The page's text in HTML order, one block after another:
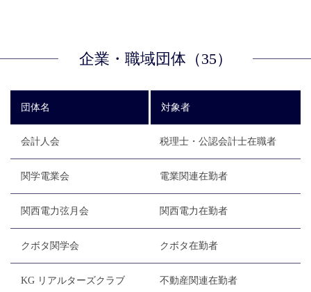
企業・職域団体（35）
団体名 対象者
会計人会 税理士・公認会計士在職者
関学電業会 電業関連在勤者
関西電力弦月会 関西電力在勤者
クボタ関学会 クボタ在勤者
KG リアルターズクラブ 不動産関連在勤者